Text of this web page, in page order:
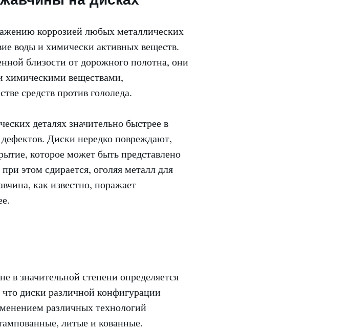
коррозией любых металлических
воды и химически активных веществ.
близости от дорожного полотна, они
химическими веществами,
средств против гололеда.
деталях значительно быстрее в
Диски нередко повреждают,
которое может быть представлено
этом сдирается, оголяя металл для
как известно, поражает
в значительной степени определяется
диски различной конфигурации
различных технологий
литые и кованные.